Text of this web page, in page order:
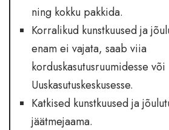
ning kokku pakkida.
Korralikud kunstkuused ja
enam ei vajata, saab viia
korduskasutusruumidesse või
Uuskasutuskeskusesse.
Katkised kunstkuused ja
jäätmejaama.